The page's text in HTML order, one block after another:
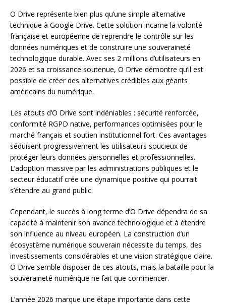
O Drive représente bien plus qu’une simple alternative
technique à Google Drive. Cette solution incarne la volonté
française et européenne de reprendre le contrôle sur les
données numériques et de construire une souveraineté
technologique durable. Avec ses 2 millions d’utilisateurs en
2026 et sa croissance soutenue, O Drive démontre qu’il est
possible de créer des alternatives crédibles aux géants
américains du numérique.
Les atouts d’O Drive sont indéniables : sécurité renforcée,
conformité RGPD native, performances optimisées pour le
marché français et soutien institutionnel fort. Ces avantages
séduisent progressivement les utilisateurs soucieux de
protéger leurs données personnelles et professionnelles.
L’adoption massive par les administrations publiques et le
secteur éducatif crée une dynamique positive qui pourrait
s’étendre au grand public.
Cependant, le succès à long terme d’O Drive dépendra de sa
capacité à maintenir son avance technologique et à étendre
son influence au niveau européen. La construction d’un
écosystème numérique souverain nécessite du temps, des
investissements considérables et une vision stratégique claire.
O Drive semble disposer de ces atouts, mais la bataille pour la
souveraineté numérique ne fait que commencer.
L’année 2026 marque une étape importante dans cette